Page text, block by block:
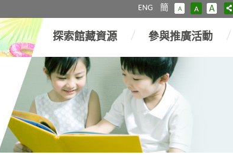
ENG 簡 A A A
探索館藏資源 參與推廣活動